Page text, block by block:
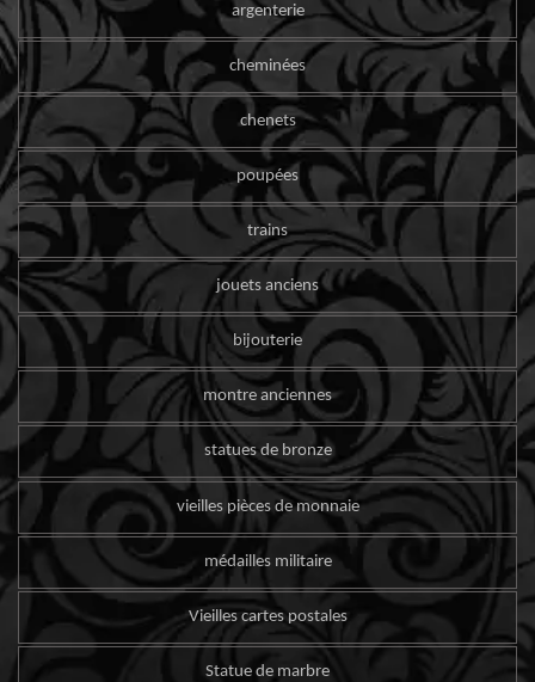
argenterie
cheminées
chenets
poupées
trains
jouets anciens
bijouterie
montre anciennes
statues de bronze
vieilles pièces de monnaie
médailles militaire
Vieilles cartes postales
Statue de marbre